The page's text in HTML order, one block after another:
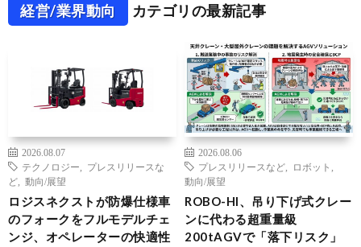
経営/業界動向 カテゴリの最新記事
2026.08.07
テクノロジー
プレスリリースな
ど
動向/展望
ロジスネクストが防爆仕様車
のフォークをフルモデルチェ
ンジ、オペレーターの快適性
2026.08.06
プレスリリースなど
ロボット
動向/展望
ROBO-HI、吊り下げ式クレー
ンに代わる超重量級
200tAGVで「落下リスク」